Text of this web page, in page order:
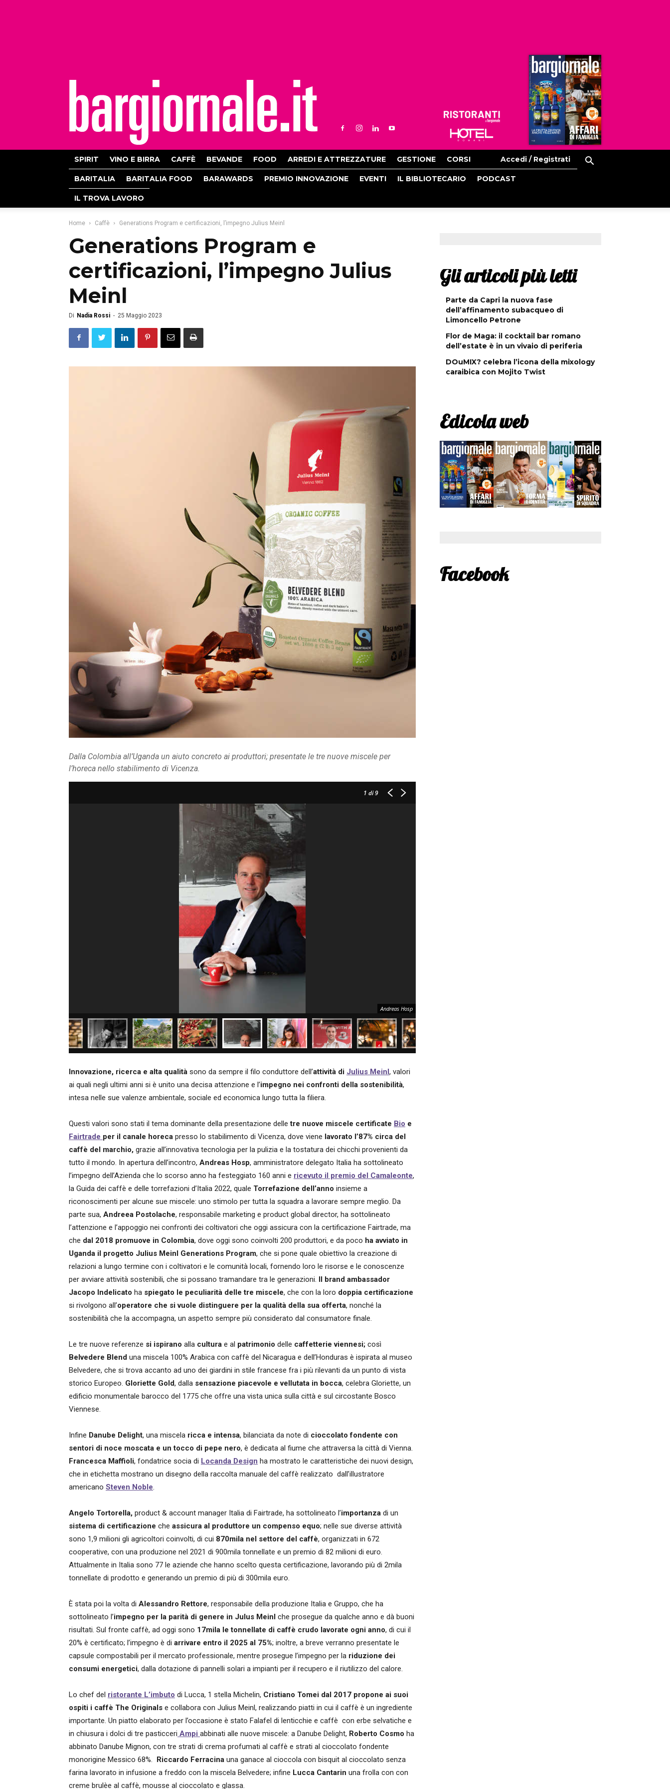
Ristoranti
Hoteldomani
SPIRIT VINO E BIRRA CAFFÈ BEVANDE FOOD ARREDI E ATTREZZATURE GESTIONE CORSI Accedi / Registrati
BARITALIA BARITALIA FOOD BARAWARDS PREMIO INNOVAZIONE EVENTI IL BIBLIOTECARIO PODCAST
IL TROVA LAVORO
Home Caffè Generations Program e certificazioni, l’impegno Julius Meinl
Generations Program e
certificazioni, l’impegno Julius
Meinl
Di Nadia Rossi - 25 Maggio 2023
Dalla Colombia all’Uganda un aiuto concreto ai produttori; presentate le tre nuove miscele per
l’horeca nello stabilimento di Vicenza.
1 di 9
Andreas Hosp
Innovazione, ricerca e alta qualità sono da sempre il filo conduttore dell’attività di Julius Meinl, valori
ai quali negli ultimi anni si è unito una decisa attenzione e l’impegno nei confronti della sostenibilità,
intesa nelle sue valenze ambientale, sociale ed economica lungo tutta la filiera.
Questi valori sono stati il tema dominante della presentazione delletre nuove miscele certificate Bio e
Fairtrade per il canale horeca presso lo stabilimento di Vicenza, dove viene lavorato l’87% circa del
caffè del marchio, grazie all’innovativa tecnologia per la pulizia e la tostatura dei chicchi provenienti da
tutto il mondo. In apertura dell’incontro, Andreas Hosp, amministratore delegato Italia ha sottolineato
l’impegno dell’Azienda che lo scorso anno ha festeggiato 160 anni e ricevuto il premio del Camaleonte,
la Guida dei caffè e delle torrefazioni d’Italia 2022, quale Torrefazione dell’anno insieme a
riconoscimenti per alcune sue miscele: uno stimolo per tutta la squadra a lavorare sempre meglio. Da
parte sua, Andreea Postolache, responsabile marketing e product global director, ha sottolineato
l’attenzione e l’appoggio nei confronti dei coltivatori che oggi assicura con la certificazione Fairtrade, ma
che dal 2018 promuove in Colombia, dove oggi sono coinvolti 200 produttori, e da poco ha avviato in
Uganda il progetto Julius Meinl Generations Program, che si pone quale obiettivo la creazione di
relazioni a lungo termine con i coltivatori e le comunità locali, fornendo loro le risorse e le conoscenze
per avviare attività sostenibili, che si possano tramandare tra le generazioni. Il brand ambassador
Jacopo Indelicato ha spiegato le peculiarità delle tre miscele, che con la loro doppia certificazione
si rivolgono all’operatore che si vuole distinguere per la qualità della sua offerta, nonché la
sostenibilità che la accompagna, un aspetto sempre più considerato dal consumatore finale.
Le tre nuove referenze si ispirano alla cultura e al patrimonio delle caffetterie viennesi; così
Belvedere Blend una miscela 100% Arabica con caffè del Nicaragua e dell’Honduras è ispirata al museo
Belvedere, che si trova accanto ad uno dei giardini in stile francese fra i più rilevanti da un punto di vista
storico Europeo. Gloriette Gold, dalla sensazione piacevole e vellutata in bocca, celebra Gloriette, un
edificio monumentale barocco del 1775 che offre una vista unica sulla città e sul circostante Bosco
Viennese.
Infine Danube Delight, una miscela ricca e intensa, bilanciata da note di cioccolato fondente con
sentori di noce moscata e un tocco di pepe nero, è dedicata al fiume che attraversa la città di Vienna.
Francesca Maffioli, fondatrice socia di Locanda Design ha mostrato le caratteristiche dei nuovi design,
che in etichetta mostrano un disegno della raccolta manuale del caffè realizzato dall’illustratore
americano Steven Noble.
Angelo Tortorella, product & account manager Italia di Fairtrade, ha sottolineato l’importanza di un
sistema di certificazione che assicura al produttore un compenso equo; nelle sue diverse attività
sono 1,9 milioni gli agricoltori coinvolti, di cui 870mila nel settore del caffè, organizzati in 672
cooperative, con una produzione nel 2021 di 900mila tonnellate e un premio di 82 milioni di euro.
Attualmente in Italia sono 77 le aziende che hanno scelto questa certificazione, lavorando più di 2mila
tonnellate di prodotto e generando un premio di più di 300mila euro.
È stata poi la volta di Alessandro Rettore, responsabile della produzione Italia e Gruppo, che ha
sottolineato l’impegno per la parità di genere in Julus Meinl che prosegue da qualche anno e dà buoni
risultati. Sul fronte caffè, ad oggi sono 17mila le tonnellate di caffè crudo lavorate ogni anno, di cui il
20% è certificato; l’impegno è di arrivare entro il 2025 al 75%; inoltre, a breve verranno presentate le
capsule compostabili per il mercato professionale, mentre prosegue l’impegno per la riduzione dei
consumi energetici, dalla dotazione di pannelli solari a impianti per il recupero e il riutilizzo del calore.
Lo chef del ristorante L’imbuto di Lucca, 1 stella Michelin, Cristiano Tomei dal 2017 propone ai suoi
ospiti i caffè The Originals e collabora con Julius Meinl, realizzando piatti in cui il caffè è un ingrediente
importante. Un piatto elaborato per l’occasione è stato Falafel di lenticchie e caffè con erbe selvatiche e
in chiusura i dolci di tre pasticceri Ampi abbinati alle nuove miscele: a Danube Delight, Roberto Cosmo ha
abbinato Danube Mignon, con tre strati di crema profumati al caffè e strati al cioccolato fondente
monorigine Messico 68%. Riccardo Ferracina una ganace al cioccola con bisquit al cioccolato senza
farina lavorato in infusione a freddo con la miscela Belvedere; infine Lucca Cantarin una frolla con con
creme brulèe al caffè, mousse al cioccolato e glassa.
Gli articoli più letti
Parte da Capri la nuova fase
dell’affinamento subacqueo di
Limoncello Petrone
Flor de Maga: il cocktail bar romano
dell’estate è in un vivaio di periferia
DOuMIX? celebra l’icona della mixology
caraibica con Mojito Twist
Edicola web
Facebook